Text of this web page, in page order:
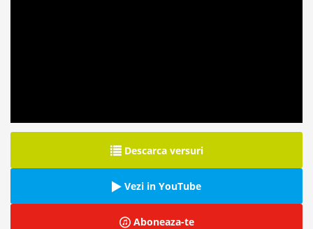
Descarca versuri
Vezi in YouTube
Aboneaza-te